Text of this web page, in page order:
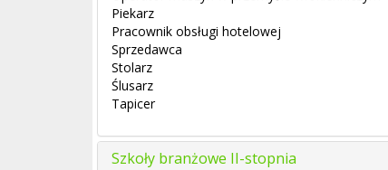
Piekarz
Pracownik obsługi hotelowej
Sprzedawca
Stolarz
Ślusarz
Tapicer
Szkoły branżowe II-stopnia